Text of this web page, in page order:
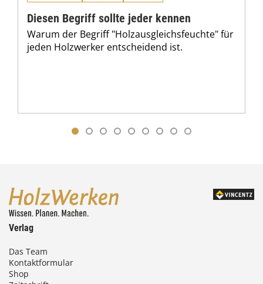
Diesen Begriff sollte jeder kennen
Warum der Begriff "Holzausgleichsfeuchte" für
jeden Holzwerker entscheidend ist.
Verlag
Das Team
Kontaktformular
Shop